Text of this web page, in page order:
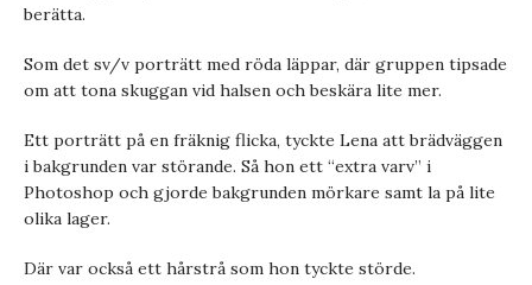
berätta.
Som det sv/v porträtt med röda läppar, där gruppen tipsade
om att tona skuggan vid halsen och beskära lite mer.
Ett porträtt på en fräknig flicka, tyckte Lena att brädväggen
i bakgrunden var störande. Så hon ett “extra varv” i
Photoshop och gjorde bakgrunden mörkare samt la på lite
olika lager.
Där var också ett hårstrå som hon tyckte störde.